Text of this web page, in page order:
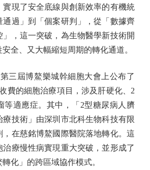
實現了安全底線與創新效率的有機統
通過」到「個案研判」，從「數據齊
」，這一突破，為生物醫學新技術開
全、又大幅縮短周期的轉化通道。
屆博鰲樂城幹細胞大會上公布了
費的細胞治療項目，涉及肝硬化、2
等適應症。其中，「2型糖尿病人臍
療技術」由深圳市北科生物科技有限
，在慈銘博鰲國際醫院落地轉化。這
治療慢性病實現重大突破，並形成了
轉化」的跨區域協作模式。